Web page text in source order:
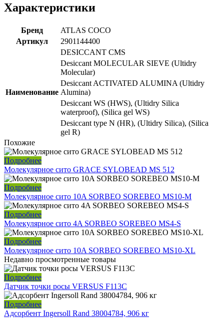
Характеристики
Бренд
ATLAS COCO
Артикул
2901144400
Наименование
DESICCANT CMS
Desiccant MOLECULAR SIEVE (Ultidry
Molecular)
Desiccant ACTIVATED ALUMINA (Ultidry
Alumina)
Desiccant WS (HWS), (Ultidry Silica
waterproof), (Silica gel WS)
Desiccant type N (HR), (Ultidry Silica), (Silica
gel R)
Похожие
Подробнее
Молекулярное сито GRACE SYLOBEAD MS 512
Подробнее
Молекулярное сито 10A SORBEO SOREBEO MS10-M
Подробнее
Молекулярное сито 4A SORBEO SOREBEO MS4-S
Подробнее
Молекулярное сито 10A SORBEO SOREBEO MS10-XL
Недавно просмотренные товары
Подробнее
Датчик точки росы VERSUS F113C
Подробнее
Адсорбент Ingersoll Rand 38004784, 906 кг